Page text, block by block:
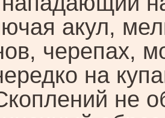
акул,
черепах,
на
не